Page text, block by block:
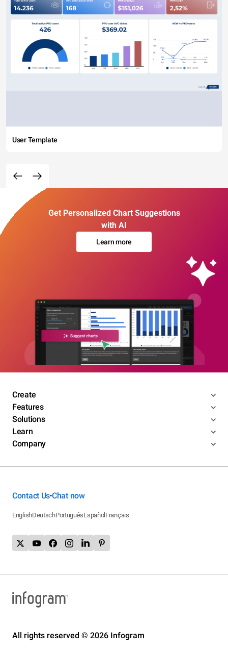
User Template
Get Personalized Chart Suggestions
with AI
Learn more
Create
Features
Solutions
Learn
Company
Contact Us•Chat now
EnglishDeutschPortuguêsEspañol Français
All rights reserved © 2026 Infogram